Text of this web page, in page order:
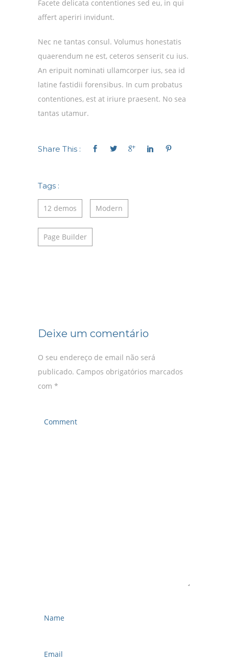
Facete delicata contentiones sed eu, in qui
affert aperiri invidunt.
Nec ne tantas consul. Volumus honestatis
quaerendum ne est, ceteros senserit cu ius.
An eripuit nominati ullamcorper ius, sea id
latine fastidii forensibus. In cum probatus
contentiones, est at iriure praesent. No sea
tantas utamur.
Share This :
Tags :
12 demos Modern
Page Builder
Deixe um comentário
O seu endereço de email não será
publicado. Campos obrigatórios marcados
com *